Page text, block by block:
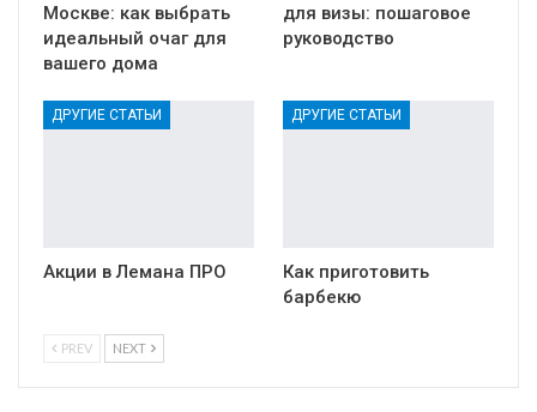
Москве: как выбрать
идеальный очаг для
вашего дома
для визы: пошаговое
руководство
ДРУГИЕ СТАТЬИ
Акции в Лемана ПРО
ДРУГИЕ СТАТЬИ
Как приготовить
барбекю
PREV NEXT